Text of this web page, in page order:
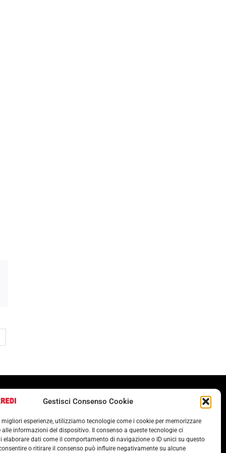
Gestisci Consenso Cookie
migliori esperienze, utilizziamo tecnologie come i cookie per memorizzare
alle informazioni del dispositivo. Il consenso a queste tecnologie ci
elaborare dati come il comportamento di navigazione o ID unici su questo
o ritirare il consenso può influire negativamente su alcune
POLITICA ANTICORRUZIONE 37001